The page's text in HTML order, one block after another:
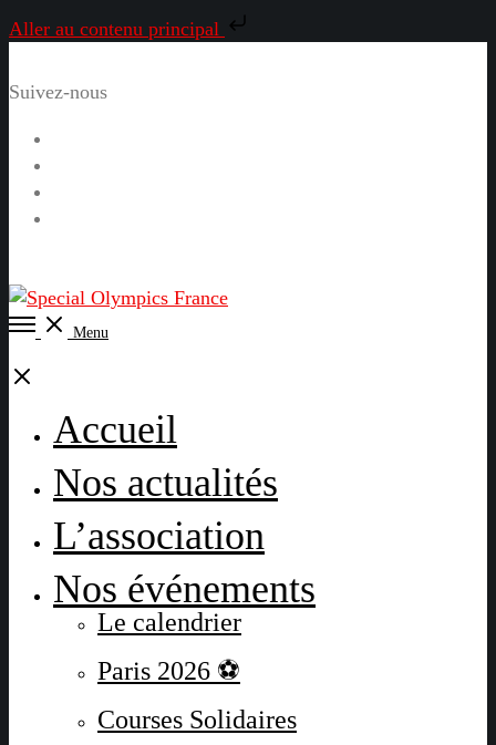
Aller au contenu principal
Suivez-nous
Open
Menu
Close
Accueil
Nos actualités
L’association
Nos événements
Le calendrier
Paris 2026 ⚽
Courses Solidaires